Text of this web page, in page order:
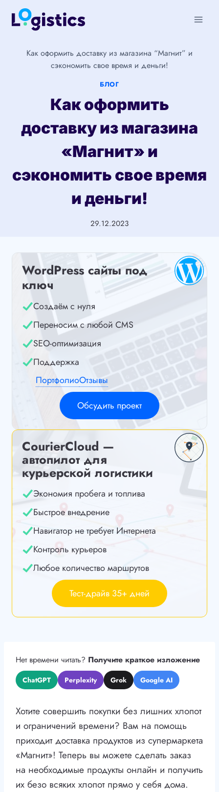
Перейти
Как оформить доставку из магазина “Магнит” и
сэкономить свое время и деньги!
БЛОГ
Как оформить
доставку из магазина
«Магнит» и
сэкономить свое время
и деньги!
29.12.2023
WordPress сайты под
ключ
Создаём с нуля
Переносим с любой CMS
SEO-оптимизация
Поддержка
ПортфолиоОтзывы
Обсудить проект
CourierCloud —
автопилот для
курьерской логистики
Экономия пробега и топлива
Быстрое внедрение
Навигатор не требует Интернета
Контроль курьеров
Любое количество маршрутов
Тест-драйв 35+ дней
Нет времени читать? Получите краткое изложение
ChatGPT Perplexity Grok Google AI
Хотите совершить покупки без лишних хлопот
и ограничений времени? Вам на помощь
приходит доставка продуктов из супермаркета
«Магнит»! Теперь вы можете сделать заказ
на необходимые продукты онлайн и получить
их безо всяких хлопот прямо у себя дома.